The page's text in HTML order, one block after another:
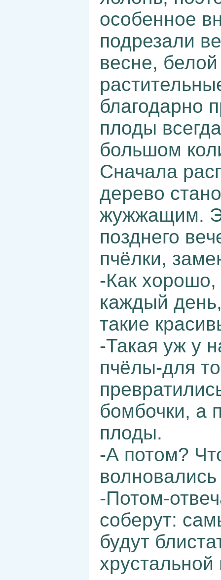
особенное
подрезали
весне,
благодарно
плоды
большом
Сначала
дерево
жужжащим.
позднего
пчёлки,
-Как
каждый
такие
-Такая уж у
пчёлы-для
бомбочки, а
плоды.
-А потом?
-Потом-
соберут:
будут